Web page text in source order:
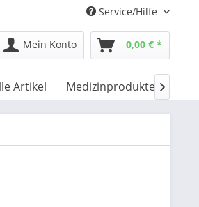
Service/Hilfe
Mein Konto 0,00 € *
Artikel Medizinprodukte 